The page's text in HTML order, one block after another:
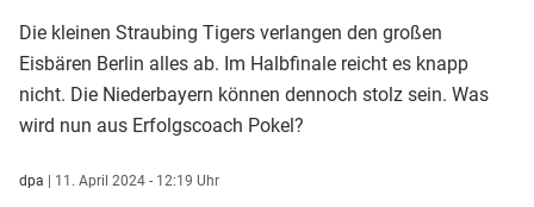
Die kleinen Straubing Tigers verlangen den großen
Eisbären Berlin alles ab. Im Halbfinale reicht es knapp
nicht. Die Niederbayern können dennoch stolz sein. Was
wird nun aus Erfolgscoach Pokel?
dpa | 11. April 2024 - 12:19 Uhr